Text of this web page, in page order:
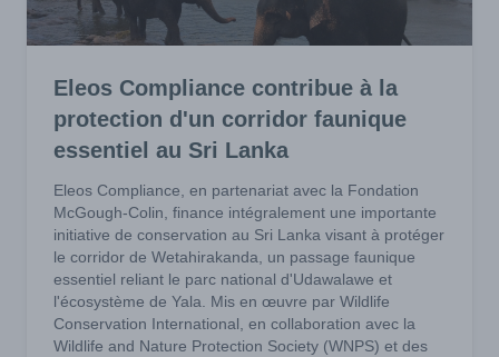
Eleos Compliance contribue à la
protection d'un corridor faunique
essentiel au Sri Lanka
Eleos Compliance, en partenariat avec la Fondation
McGough-Colin, finance intégralement une importante
initiative de conservation au Sri Lanka visant à protéger
le corridor de Wetahirakanda, un passage faunique
essentiel reliant le parc national d'Udawalawe et
l'écosystème de Yala. Mis en œuvre par Wildlife
Conservation International, en collaboration avec la
Wildlife and Nature Protection Society (WNPS) et des